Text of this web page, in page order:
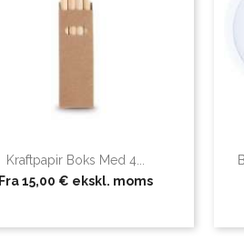
Kraftpapir Boks Med 4...
Fra15,00 € ekskl. moms